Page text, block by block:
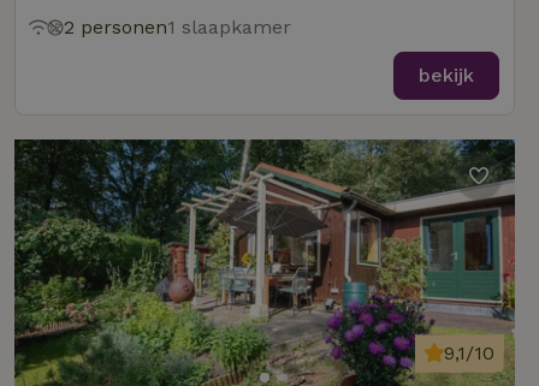
2 personen1 slaapkamer
bekijk
9,1/10